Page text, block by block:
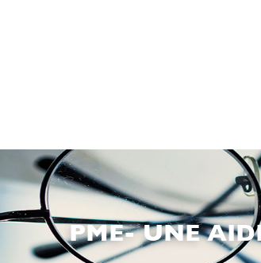
PME- UNE